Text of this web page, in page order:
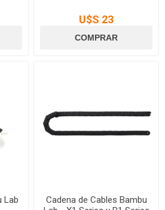
U$S 23
Lab
Cadena de Cables Bambu